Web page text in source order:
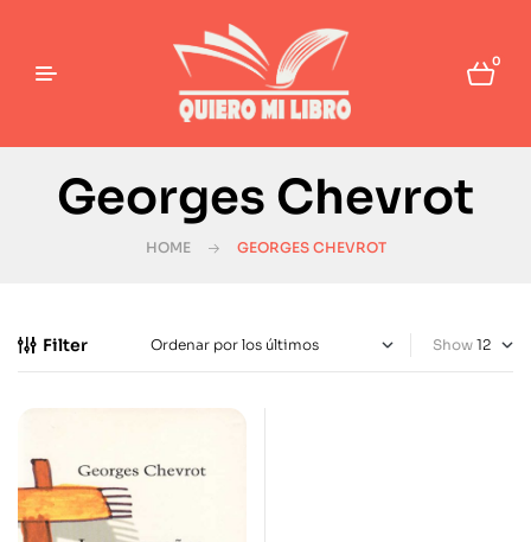
0
Georges Chevrot
HOME GEORGES CHEVROT
Filter Show